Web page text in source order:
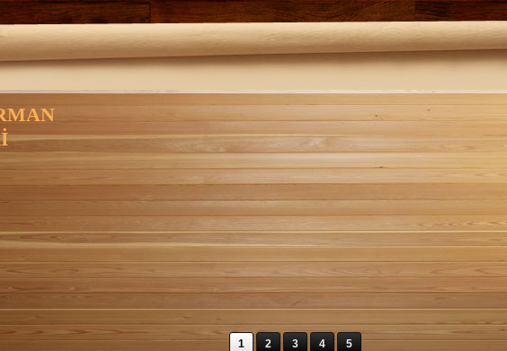
1 2 3 4 5